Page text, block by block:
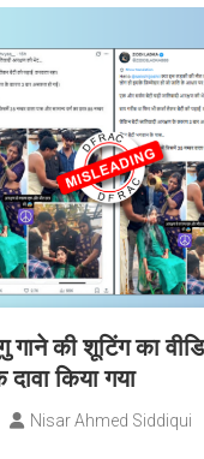
की शूटिंग का
किया गया
Nisar Ahmed Siddiqui